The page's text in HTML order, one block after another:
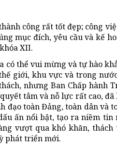
công rất tốt đẹp; công
mục đích, yêu cầu và kế
XII.
có thể vui mừng và tự hào
giới, khu vực và trong
nhưng Ban Chấp hành
tâm và nỗ lực rất cao,
đạo toàn Đảng, toàn dân
ấn nổi bật, tạo ra niềm
vượt qua khó khăn,
phát triển mới.